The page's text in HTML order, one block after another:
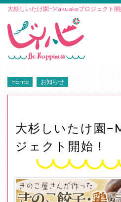
大杉しいたけ園−Makuakeプロジェクト開
Home お知らせ
大杉しいたけ園
ジェクト開始！